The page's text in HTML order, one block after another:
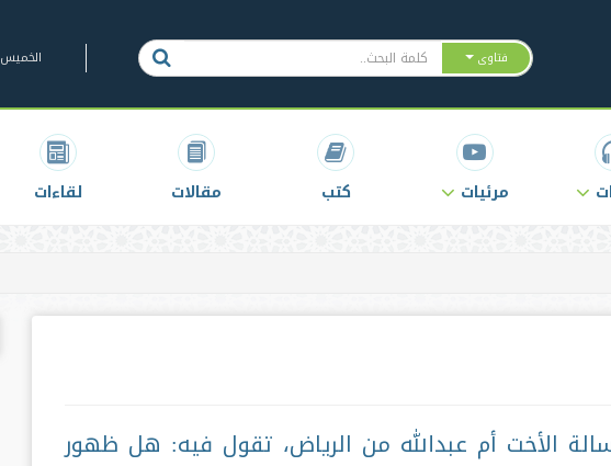
فتاوى الخميس ٢١ / صفر / ١٤٤٨
مرئيات كتب مقالات لقاءات
الأخت أم عبدالله من الرياض، تقول فيه: هل ظهور